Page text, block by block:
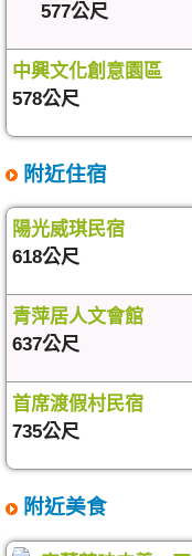
577公尺
中興文化創意園區
578公尺
附近住宿
陽光威琪民宿
618公尺
青萍居人文會館
637公尺
首席渡假村民宿
735公尺
附近美食